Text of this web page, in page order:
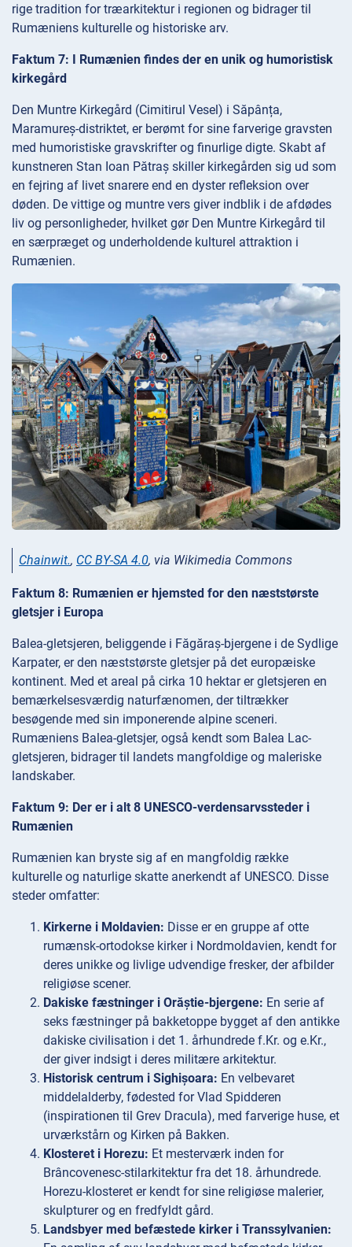
rige tradition for træarkitektur i regionen og bidrager til
Rumæniens kulturelle og historiske arv.
Faktum 7: I Rumænien findes der en unik og humoristisk
kirkegård
Den Muntre Kirkegård (Cimitirul Vesel) i Săpânța,
Maramureș-distriktet, er berømt for sine farverige gravsten
med humoristiske gravskrifter og finurlige digte. Skabt af
kunstneren Stan Ioan Pătraș skiller kirkegården sig ud som
en fejring af livet snarere end en dyster refleksion over
døden. De vittige og muntre vers giver indblik i de afdødes
liv og personligheder, hvilket gør Den Muntre Kirkegård til
en særpræget og underholdende kulturel attraktion i
Rumænien.
Chainwit., CC BY-SA 4.0, via Wikimedia Commons
Faktum 8: Rumænien er hjemsted for den næststørste
gletsjer i Europa
Balea-gletsjeren, beliggende i Făgăraș-bjergene i de Sydlige
Karpater, er den næststørste gletsjer på det europæiske
kontinent. Med et areal på cirka 10 hektar er gletsjeren en
bemærkelsesværdig naturfænomen, der tiltrækker
besøgende med sin imponerende alpine sceneri.
Rumæniens Balea-gletsjer, også kendt som Balea Lac-
gletsjeren, bidrager til landets mangfoldige og maleriske
landskaber.
Faktum 9: Der er i alt 8 UNESCO-verdensarvssteder i
Rumænien
Rumænien kan bryste sig af en mangfoldig række
kulturelle og naturlige skatte anerkendt af UNESCO. Disse
steder omfatter:
Kirkerne i Moldavien: Disse er en gruppe af otte
rumænsk-ortodokse kirker i Nordmoldavien, kendt for
deres unikke og livlige udvendige fresker, der afbilder
religiøse scener.
Dakiske fæstninger i Orăștie-bjergene: En serie af
seks fæstninger på bakketoppe bygget af den antikke
dakiske civilisation i det 1. århundrede f.Kr. og e.Kr.,
der giver indsigt i deres militære arkitektur.
Historisk centrum i Sighișoara: En velbevaret
middelalderby, fødested for Vlad Spidderen
(inspirationen til Grev Dracula), med farverige huse, et
urværkstårn og Kirken på Bakken.
Klosteret i Horezu: Et mesterværk inden for
Brâncovenesc-stilarkitektur fra det 18. århundrede.
Horezu-klosteret er kendt for sine religiøse malerier,
skulpturer og en fredfyldt gård.
Landsbyer med befæstede kirker i Transsylvanien: